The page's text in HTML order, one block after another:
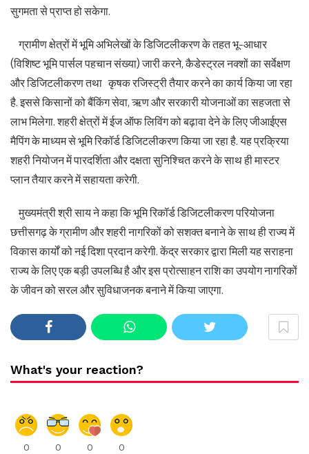
सुगमता से प्राप्त हो सकेगा.
ग्रामीण क्षेत्रों में भूमि अभिलेखों के डिजिटलीकरण के तहत भू-आधार
(विशिष्ट भूमि पार्सल पहचान संख्या) जारी करने, कैडेस्ट्रल नक्शों का सर्वेक्षण
और डिजिटलीकरण तथा कृषक रजिस्ट्री तैयार करने का कार्य किया जा रहा
है. इससे किसानों को बैंकिंग सेवा, ऋण और सरकारी योजनाओं का सहजता से
लाभ मिलेगा. शहरी क्षेत्रों में ईज ऑफ लिविंग को बढ़ावा देने के लिए जीआईएस
मैपिंग के माध्यम से भूमि रिकॉर्ड डिजिटलीकरण किया जा रहा है. यह प्रक्रिया
शहरी नियोजन में पारदर्शिता और दक्षता सुनिश्चित करने के साथ ही मास्टर
प्लान तैयार करने में सहायता करेगी.
मुख्यमंत्री श्री साय ने कहा कि भूमि रिकॉर्ड डिजिटलीकरण परियोजना
छत्तीसगढ़ के ग्रामीण और शहरी नागरिकों को सशक्त बनाने के साथ ही राज्य में
विकास कार्यों को नई दिशा प्रदान करेगी. केंद्र सरकार द्वारा मिली यह सराहना
राज्य के लिए एक बड़ी उपलब्धि है और इस प्रोत्साहन राशि का उपयोग नागरिकों
के जीवन को सरल और सुविधाजनक बनाने में किया जाएगा.
What's your reaction?
0 0 0 0